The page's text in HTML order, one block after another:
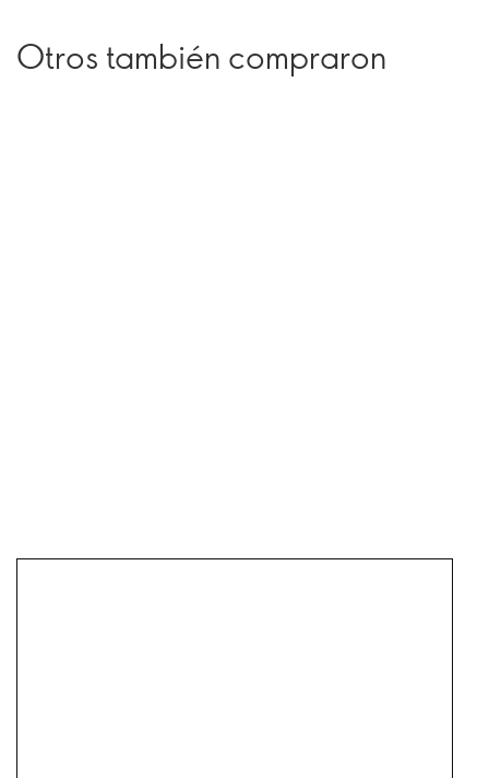
Otros también compraron